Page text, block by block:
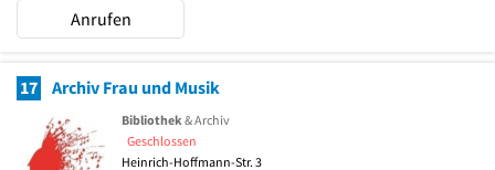
Anrufen
17 Archiv Frau und Musik
Bibliothek& Archiv
Geschlossen
Heinrich-Hoffmann-Str. 3